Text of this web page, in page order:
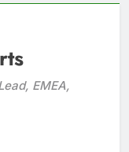
EMEA,